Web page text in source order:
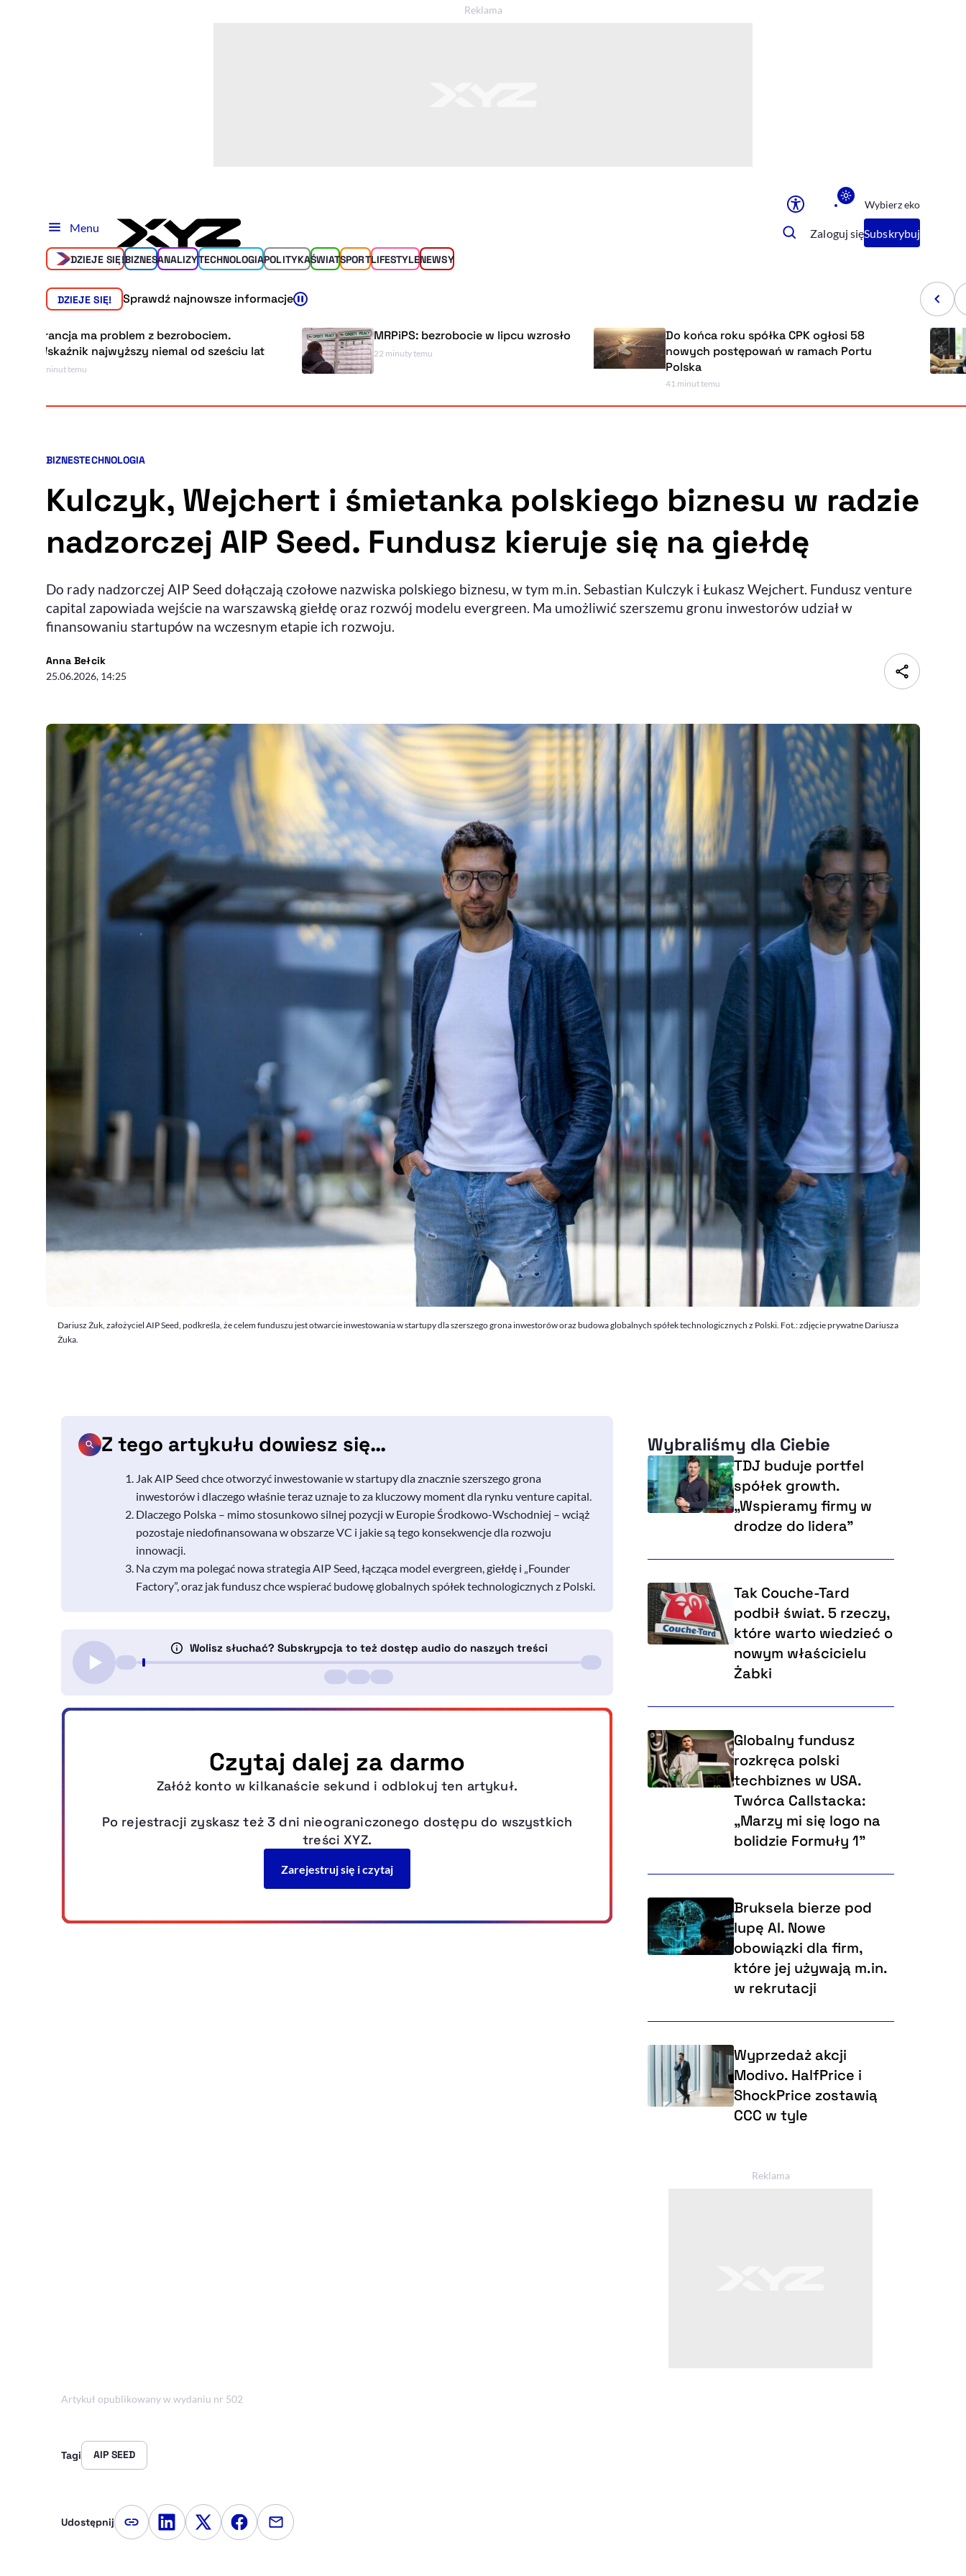
Powiększenie kursora
Sprawdź, jak i dlaczego zwiększamy dostępność
Deklaracja dostępności, otwiera się w nowym oknie
Zgłoś problem
, otwiera się w
Wybierz eko
Menu Zaloguj sięSubskrybuj
DZIEJE SIĘ!BIZNESANALIZYTECHNOLOGIAPOLITYKAŚWIATSPORTLIFESTYLENEWSY
DZIEJE SIĘ! Sprawdź najnowsze informacje
ma problem z bezrobociem.
najwyższy niemal od sześciu lat
MRPiPS: bezrobocie w lipcu wzrosło
22 minuty temu
Do końca roku spółka CPK ogłosi 58
nowych postępowań w ramach Portu
Polska
Kategorie artykułu:
BIZNESTECHNOLOGIA
Kulczyk, Wejchert i śmietanka polskiego biznesu w radzie
nadzorczej AIP Seed. Fundusz kieruje się na giełdę
Do rady nadzorczej AIP Seed dołączają czołowe nazwiska polskiego biznesu, w tym m.in. Sebastian Kulczyk i Łukasz Wejchert. Fundusz venture
capital zapowiada wejście na warszawską giełdę oraz rozwój modelu evergreen. Ma umożliwić szerszemu gronu inwestorów udział w
finansowaniu startupów na wczesnym etapie ich rozwoju.
Anna Bełcik- autor artykułu - profil
25.06.2026, 14:25
Dariusz Żuk, założyciel AIP Seed, podkreśla, że celem funduszu jest otwarcie inwestowania w startupy dla szerszego grona inwestorów oraz budowa globalnych spółek technologicznych z Polski. Fot.: zdjęcie prywatne Dariusza
Żuka.
Z tego artykułu dowiesz się…
JakAIP Seed chce otworzyć inwestowanie w startupy dla znacznie szerszego grona
inwestorów i dlaczego właśnie teraz uznaje to za kluczowy moment dla rynku venture capital.
Dlaczego Polska – mimo stosunkowo silnej pozycji w Europie Środkowo-Wschodniej – wciąż
pozostaje niedofinansowana w obszarzeVC i jakie są tego konsekwencje dla rozwoju
innowacji.
Na czym ma polegać nowa strategiaAIP Seed, łącząca model evergreen, giełdę i „Founder
Factory”, oraz jak fundusz chce wspierać budowę globalnych spółek technologicznych z Polski.
Wybraliśmy dla Ciebie
TDJ buduje portfel
spółek growth.
„Wspieramy firmy w
drodze do lidera”
Tak Couche-Tard
podbił świat. 5 rzeczy,
które warto wiedzieć o
nowym właścicielu
Żabki
Globalny fundusz
rozkręca polski
techbiznes w USA.
Twórca Callstacka:
„Marzy mi się logo na
bolidzie Formuły 1”
Bruksela bierze pod
lupę AI. Nowe
obowiązki dla firm,
które jej używają m.in.
w rekrutacji
Wyprzedaż akcji
Modivo. HalfPrice i
ShockPrice zostawią
CCC w tyle
Artykuł opublikowany w wydaniu nr 502
Tagi AIP SEED
Udostępnij Kopiuj link artykułu
Udostępnij na LinkedIn
Udostępnij na Twitterze
Udostępnij na Facebooku
Udostępnij przez e-mail